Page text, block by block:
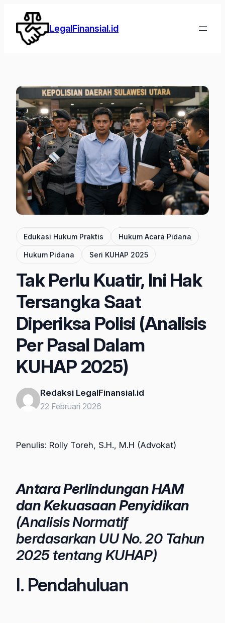
Lewati
konten
LegalFinansial.id
Edukasi Hukum Praktis Hukum Acara Pidana
Hukum Pidana Seri KUHAP 2025
Tak Perlu Kuatir, Ini Hak
Tersangka Saat
Diperiksa Polisi (Analisis
Per Pasal Dalam
KUHAP 2025)
Redaksi LegalFinansial.id
22 Februari 2026
Penulis: Rolly Toreh, S.H., M.H (Advokat)
Antara Perlindungan HAM
dan Kekuasaan Penyidikan
(Analisis Normatif
berdasarkan UU No. 20 Tahun
2025 tentang KUHAP)
I. Pendahuluan